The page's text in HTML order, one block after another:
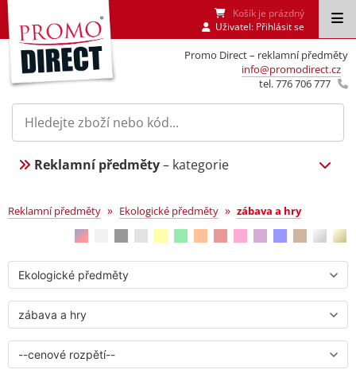
Promo Direct – reklamní předměty
info@promodirect.cz
tel. 776 706 777
Košík je prázdný
Uživatel: Přihlásit se
Reklamní předměty– kategorie
zábava a hry
Reklamní předměty » Ekologické předměty » zábava a hry